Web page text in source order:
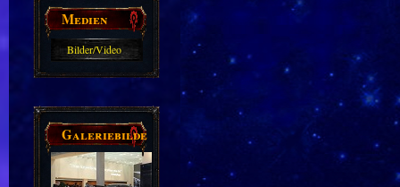
Medien
Bilder/Video
Galeriebilder